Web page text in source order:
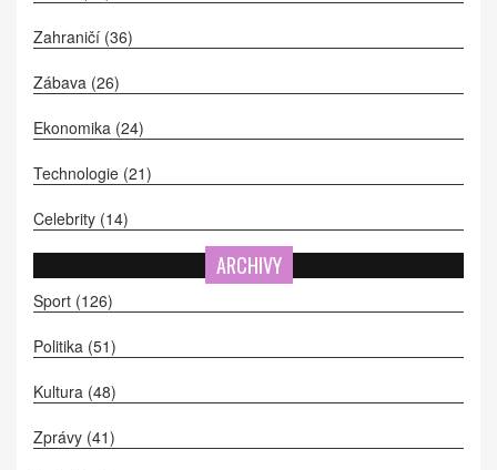
Zahraničí (36)
Zábava (26)
Ekonomika (24)
Technologie (21)
Celebrity (14)
ARCHIVY
Sport (126)
Politika (51)
Kultura (48)
Zprávy (41)